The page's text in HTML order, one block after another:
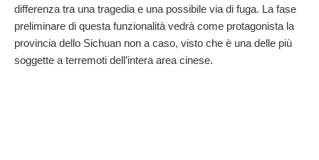
differenza tra una tragedia e una possibile via di fuga. La fase
preliminare di questa funzionalità vedrà come protagonista la
provincia dello Sichuan non a caso, visto che è una delle più
soggette a terremoti dell’intera area cinese.